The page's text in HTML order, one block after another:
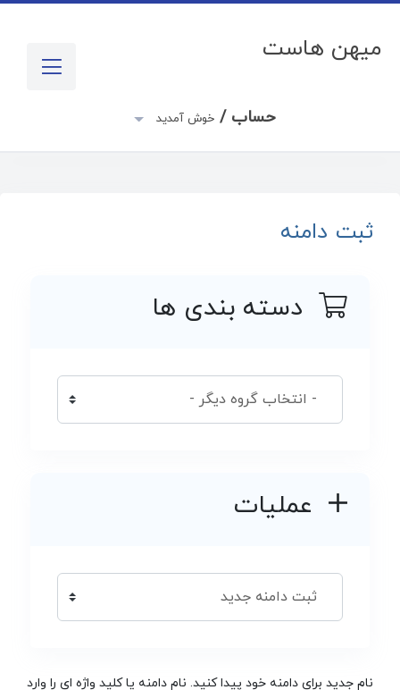
میهن هاست
حساب /خوش آمدید
ثبت دامنه
دسته بندی ها
عملیات
نام جدید برای دامنه خود پیدا کنید. نام دامنه یا کلید واژه ای را وارد